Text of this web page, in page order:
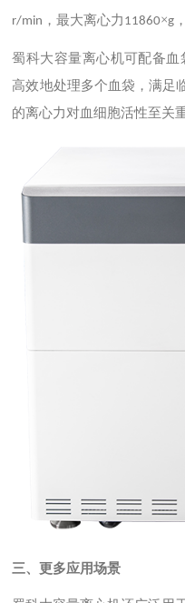
r/min ，最大离心力 11860×g
蜀科大容量离心机可配备血
高效地处理多个血袋，满足
的离心力对血细胞活性至关
三、更多应用场景